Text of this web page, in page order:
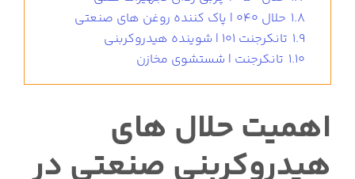
1.8 حلال 040 | پاک کننده روغن های صنعتی
1.9 تانکرجنت 101 | شوینده هیدروکربنی
1.10 تانکرجنت | شستشوی مخازن
اهمیت حلال های
هیدروکربنی صنعتی در